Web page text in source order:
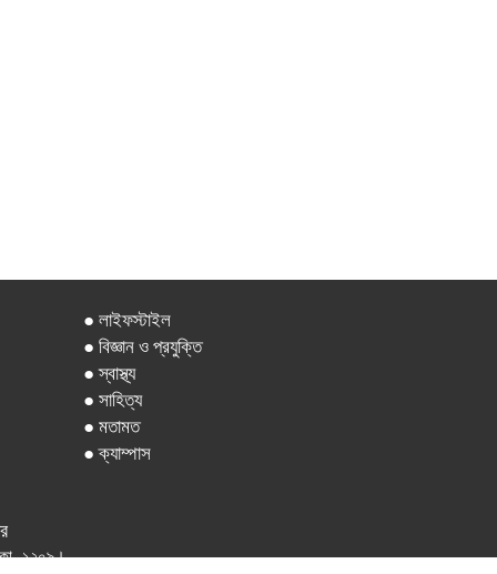
● লাইফস্টাইল
● বিজ্ঞান ও প্রযুক্তি
● স্বাস্থ্য
● সাহিত্য
● মতামত
● ক্যাম্পাস
-১২০৯।